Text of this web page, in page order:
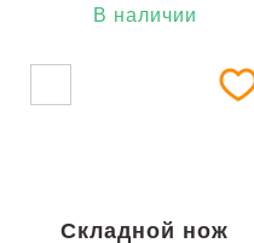
В наличии
Складной нож